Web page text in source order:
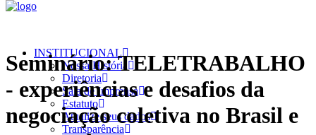
INSTITUCIONAL
Nossa História
Diretoria
Sala de Imprensa
Estatuto
Atualize seus dados
Transparência
Seminário: TELETRABALHO
- experiências e desafios da
negociação coletiva no Brasil e